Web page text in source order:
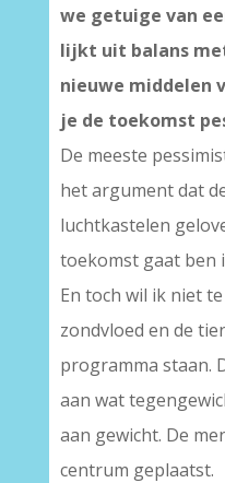
we getuige van
lijkt uit balans
nieuwe middelen
je de toekomst
De meeste
het argument dat
luchtkastelen
toekomst gaat ben
En toch wil ik niet
zondvloed en de
programma staan.
aan wat
aan gewicht. De
centrum geplaatst.